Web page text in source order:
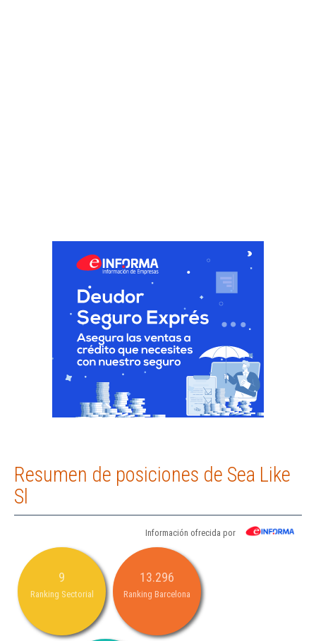
Resumen de posiciones de Sea Like
Sl
Información ofrecida por
9
Ranking Sectorial
13.296
Ranking Barcelona